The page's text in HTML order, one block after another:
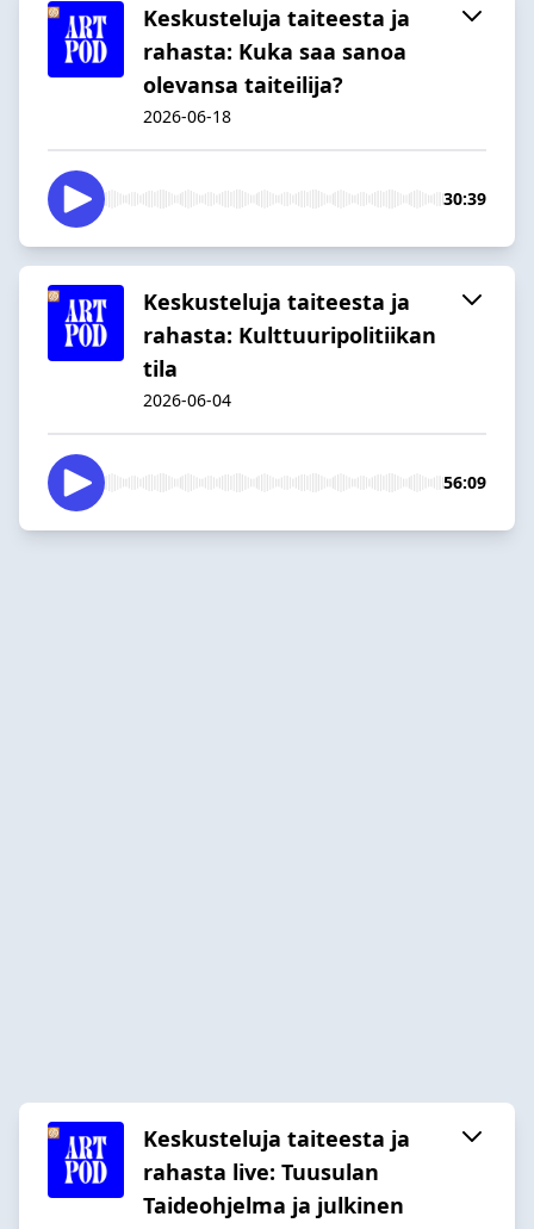
Keskusteluja taiteesta ja
rahasta: Kuka saa sanoa
olevansa taiteilija?
2026-06-18
30:39
Keskusteluja taiteesta ja
rahasta: Kulttuuripolitiikan
tila
2026-06-04
56:09
Keskusteluja taiteesta ja
rahasta live: Tuusulan
Taideohjelma ja julkinen